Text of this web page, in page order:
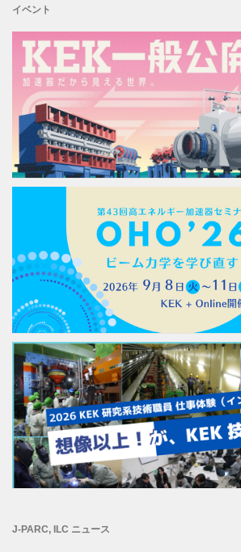
イベント
KEK一般公開2026を開催します
2026年7月15日
高エネルギー加速器セミナー「OHO’26」開催
2026年6月17日
2026年夏季研究系技術職員インターンシップ開
2026年6月10日
J-PARC, ILC ニュース